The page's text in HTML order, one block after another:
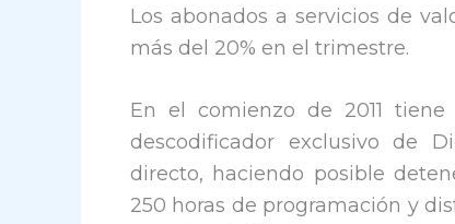
Los abonados a servicios de
más del 20% en el trimestre.
En el comienzo de 2011
descodificador exclusivo de
directo, haciendo posible
250 horas de programación y